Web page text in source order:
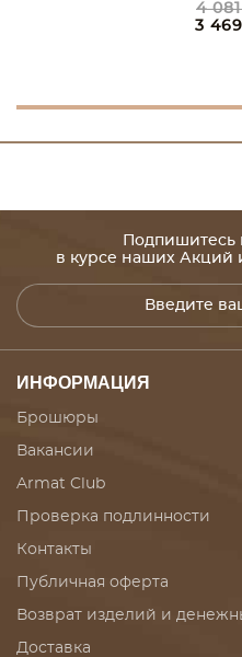
4
3
Подпишитесь
в курсе наших Акций
ИНФОРМАЦИЯ
Брошюры
Вакансии
Armat Club
Проверка подлинности
Контакты
Публичная оферта
Возврат изделий и
Доставка